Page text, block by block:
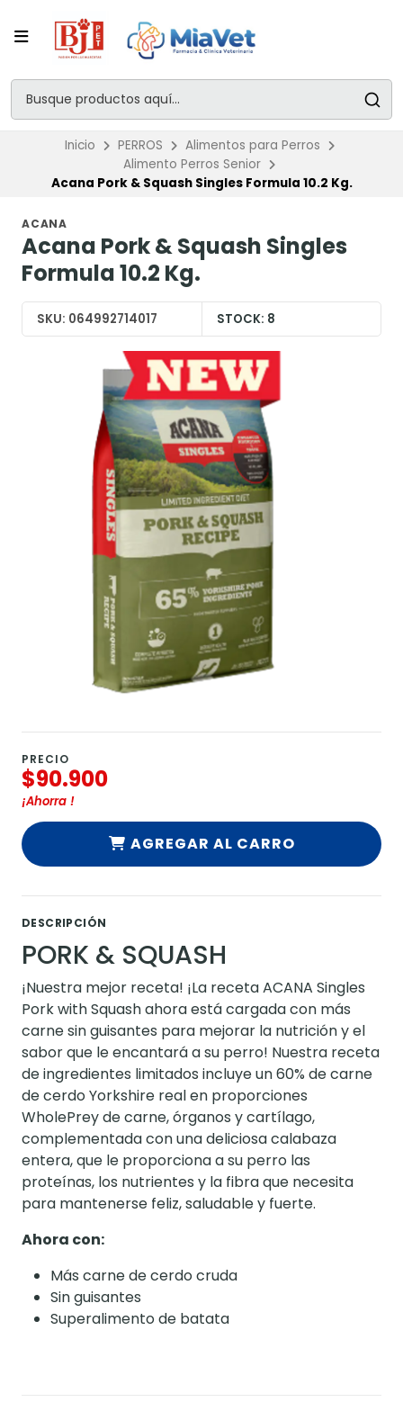
Inicio PERROS
Alimentos para Perros
Alimento Perros Senior
Acana Pork & Squash Singles Formula 10.2 Kg.
ACANA
Acana Pork & Squash Singles
Formula 10.2 Kg.
SKU: 064992714017 STOCK: 8
PRECIO
$90.900
¡Ahorra !
AGREGAR AL CARRO
DESCRIPCIÓN
PORK & SQUASH
¡Nuestra mejor receta! ¡La receta ACANA Singles
Pork with Squash ahora está cargada con más
carne sin guisantes para mejorar la nutrición y el
sabor que le encantará a su perro! Nuestra receta
de ingredientes limitados incluye un 60% de carne
de cerdo Yorkshire real en proporciones
WholePrey de carne, órganos y cartílago,
complementada con una deliciosa calabaza
entera, que le proporciona a su perro las
proteínas, los nutrientes y la fibra que necesita
para mantenerse feliz, saludable y fuerte.
Ahora con:
Más carne de cerdo cruda
Sin guisantes
Superalimento de batata